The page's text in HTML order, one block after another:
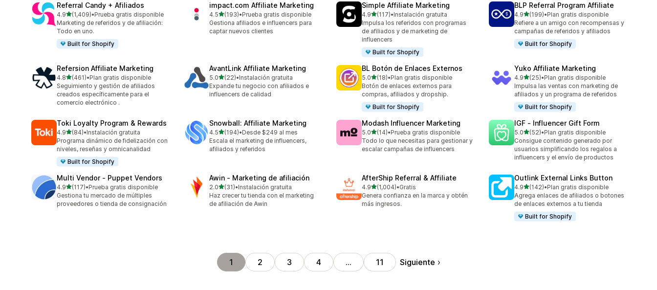
Referral Candy + Afiliados
4.9de 5 estrellas
(1,409)
1409 reseñas en total
•Prueba gratis disponible
Marketing de referidos y de afiliación:
Todo en uno.
Built for Shopify
impact.com Affiliate Marketing
4.5de 5 estrellas
(193)
193 reseñas en total
•Prueba gratis disponible
Gestiona afiliados e influencers para
captar nuevos clientes
Simple Affiliate Marketing
4.9de 5 estrellas
(117)
117 reseñas en total
•Instalación gratuita
Impulsa los referidos con programas
de afiliados y de marketing de
influencers
Built for Shopify
BLP Referral Program Affiliate
4.9de 5 estrellas
(199)
199 reseñas en total
•Plan gratis disponible
Refiere a un amigo con recompensas y
campañas de referidos y afiliados
Built for Shopify
Refersion Affiliate Marketing
4.8de 5 estrellas
(461)
461 reseñas en total
•Plan gratis disponible
Seguimiento y gestión de afiliados
creados específicamente para el
comercio electrónico .
AvantLink Affiliate Marketing
5.0de 5 estrellas
(22)
22 reseñas en total
•Instalación gratuita
Expande tu negocio con afiliados e
influencers de calidad
BL Botón de Enlaces Externos
5.0de 5 estrellas
(18)
18 reseñas en total
•Plan gratis disponible
Botón de enlaces externos para
compras, afiliados y dropship.
Built for Shopify
Yuko Affiliate Marketing
4.9de 5 estrellas
(25)
25 reseñas en total
•Plan gratis disponible
Impulsa las ventas con marketing de
afiliados y un programa de referidos
Built for Shopify
Toki Loyalty Program & Rewards
4.9de 5 estrellas
(84)
84 reseñas en total
•Instalación gratuita
Programa dinámico de fidelización con
niveles, reseñas y omnicanalidad
Built for Shopify
Snowball: Affiliate Marketing
4.5de 5 estrellas
(194)
194 reseñas en total
•Desde $249 al mes
Escala el marketing de influencers,
afiliados y referidos
Modash Influencer Marketing
5.0de 5 estrellas
(14)
14 reseñas en total
•Prueba gratis disponible
Todo lo que necesitas para gestionar y
escalar campañas de influencers
IGF ‑ Influencer Gift Form
5.0de 5 estrellas
(52)
52 reseñas en total
•Plan gratis disponible
Consigue contenido generado por
usuarios simplificando los regalos a
influencers y el envío de productos
Multi Vendor ‑ Puppet Vendors
4.9de 5 estrellas
(117)
117 reseñas en total
•Prueba gratis disponible
Gestiona tu mercado de múltiples
proveedores o tienda de consignación
Awin ‑ Marketing de afiliación
2.0de 5 estrellas
(31)
31 reseñas en total
•Instalación gratuita
Haz crecer tu tienda con el marketing
de afiliación de Awin
AfterShip Referral & Affiliate
4.9de 5 estrellas
(1,004)
1004 reseñas en total
•Gratis
Genera confianza en la marca y obtén
más ingresos.
Outlink External Links Button
4.9de 5 estrellas
(142)
142 reseñas en total
•Plan gratis disponible
Agrega enlaces de afiliados o botones
de enlaces externos a tu tienda
Built for Shopify
1 2 3 4 … 11 Siguiente